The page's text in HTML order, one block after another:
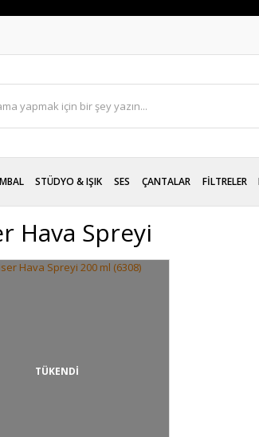
STÜDYO & IŞIK SES ÇANTALAR FİLTRELER
Hava Spreyi
TÜKENDİ